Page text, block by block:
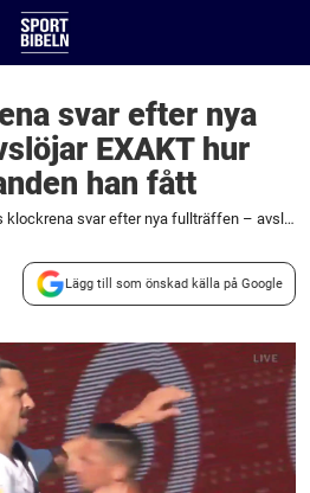
svar efter nya
EXAKT hur
han fått
Zlatans klockrena svar efter nya fullträffen – avslöjar EXAKT hur många erbjudanden han fått
Lägg till som önskad källa på Google